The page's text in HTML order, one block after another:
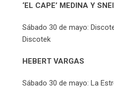
‘EL CAPE’ MEDINA Y
Sábado 30 de mayo:
Discotek
HEBERT VARGAS
Sábado 30 de mayo: La